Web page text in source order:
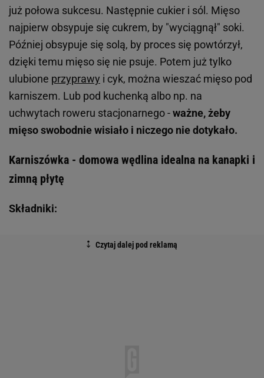
już połowa sukcesu. Następnie cukier i sól. Mięso
najpierw obsypuje się cukrem, by "wyciągnął" soki.
Później obsypuje się solą, by proces się powtórzył,
dzięki temu mięso się nie psuje. Potem już tylko
ulubione przyprawy i cyk, można wieszać mięso pod
karniszem. Lub pod kuchenką albo np. na
uchwytach roweru stacjonarnego -ważne,żeby
mięso swobodnie wisiało i niczego nie dotykało.
Karniszówka - domowa wędlina idealna na kanapki i
zimną płytę
Składniki: